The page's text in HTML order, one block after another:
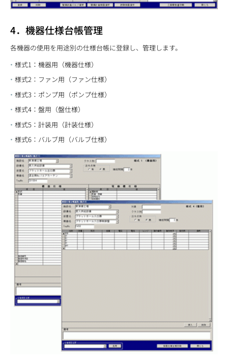
4．機器仕様台帳管理
各機器の使用を用途別の仕様台帳に登録し、管理します。
様式1：機器用（機器仕様）
様式2：ファン用（ファン仕様）
様式3：ポンプ用（ポンプ仕様）
様式4：盤用（盤仕様）
様式5：計装用（計装仕様）
様式6：バルブ用（バルブ仕様）